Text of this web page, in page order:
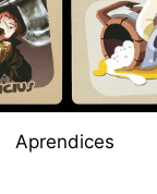
Aprendices